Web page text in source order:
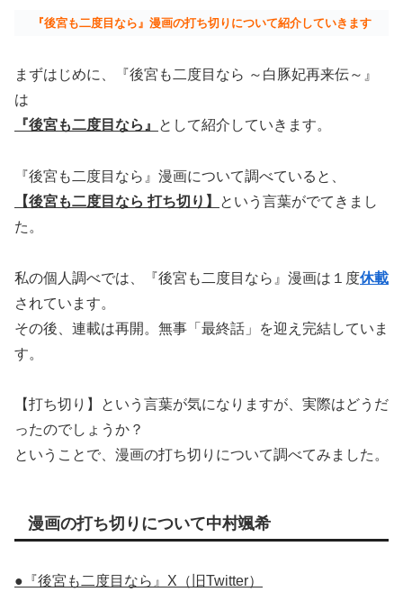
『後宮も二度目なら』漫画の打ち切りについて紹介していきます
まずはじめに、『後宮も二度目なら ～白豚妃再来伝～』
は
『後宮も二度目なら』
として紹介していきます。
『後宮も二度目なら』漫画について調べていると、
【後宮も二度目なら 打ち切り】
という言葉がでてきまし
た。
私の個人調べでは、『後宮も二度目なら』漫画は１度休載
されています。
その後、連載は再開。無事「最終話」を迎え完結していま
す。
【打ち切り】という言葉が気になりますが、実際はどうだ
ったのでしょうか？
ということで、漫画の打ち切りについて調べてみました。
漫画の打ち切りについて中村颯希
●『後宮も二度目なら』X（旧Twitter）